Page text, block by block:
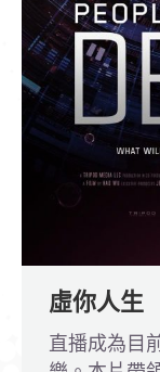
虛你人生
直播成為目